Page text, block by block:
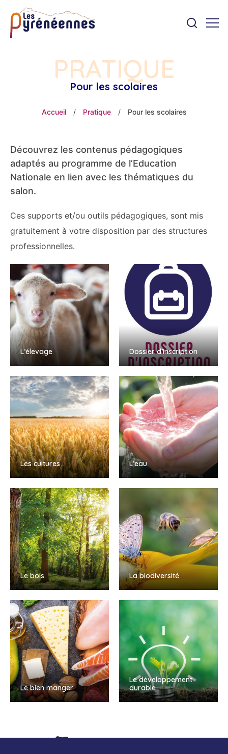
PRATIQUE
Pour les scolaires
Accueil / Pratique / Pour les scolaires
Découvrez les contenus pédagogiques
adaptés au programme de l’Education
Nationale en lien avec les thématiques du
salon.
Ces supports et/ou outils pédagogiques, sont mis
gratuitement à votre disposition par des structures
professionnelles.
L’élevage Dossier d’inscription
Les cultures L’eau
Le bois La biodiversité
Le bien manger
Le développement
durable